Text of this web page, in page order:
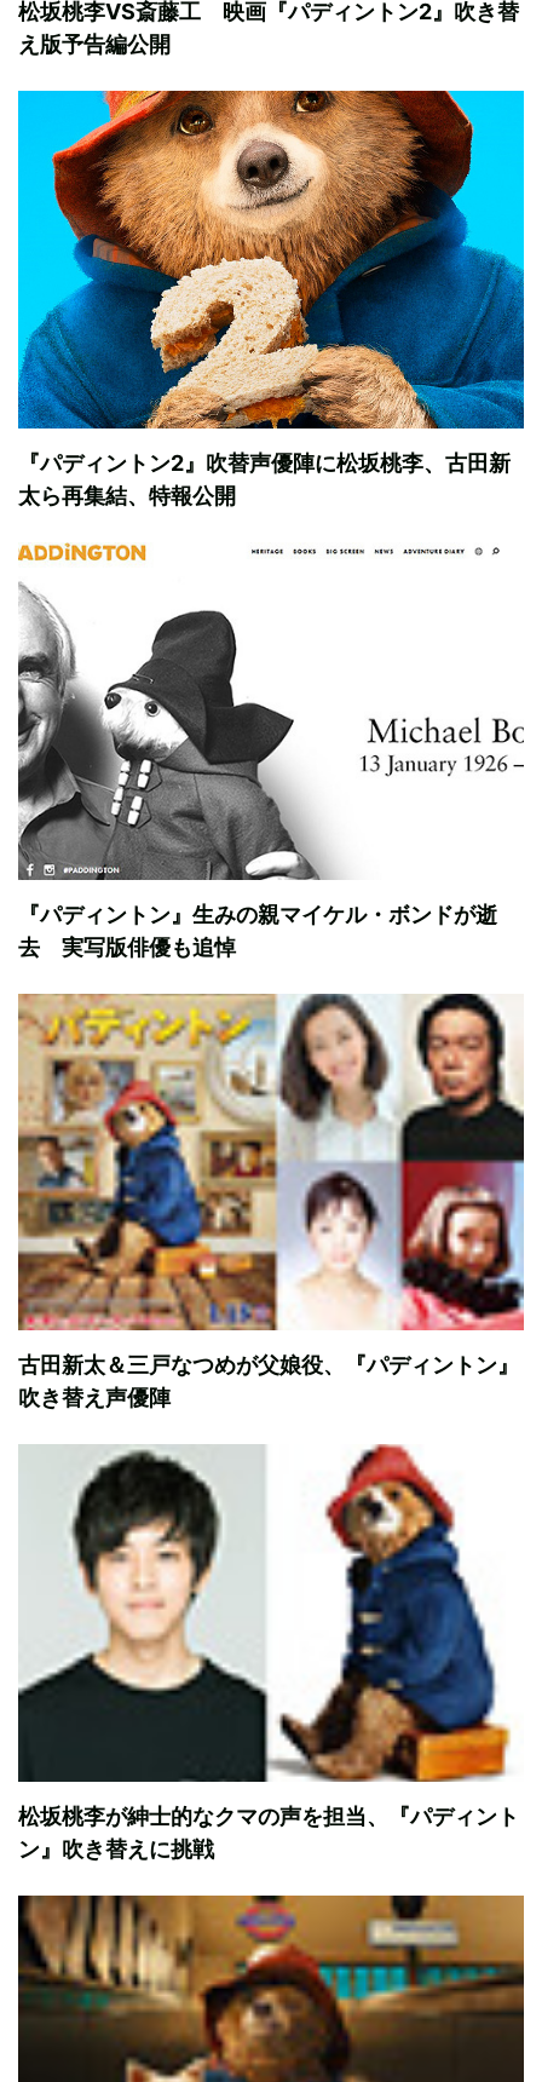
松坂桃李VS斎藤工 映画『パディントン2』吹き替
え版予告編公開
『パディントン2』吹替声優陣に松坂桃李、古田新
太ら再集結、特報公開
『パディントン』生みの親マイケル・ボンドが逝
去 実写版俳優も追悼
古田新太＆三戸なつめが父娘役、『パディントン』
吹き替え声優陣
松坂桃李が紳士的なクマの声を担当、『パディント
ン』吹き替えに挑戦